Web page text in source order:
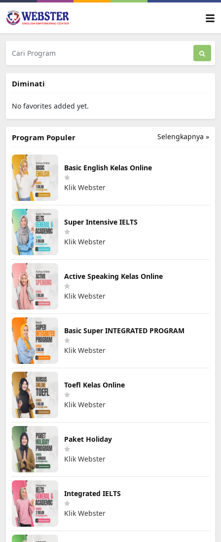
Diminati
No favorites added yet.
Selengkapnya »
Program Populer
Basic English Kelas Online
Klik Webster
Super Intensive IELTS
Klik Webster
Active Speaking Kelas Online
Klik Webster
Basic Super INTEGRATED PROGRAM
Klik Webster
Toefl Kelas Online
Klik Webster
Paket Holiday
Klik Webster
Integrated IELTS
Klik Webster